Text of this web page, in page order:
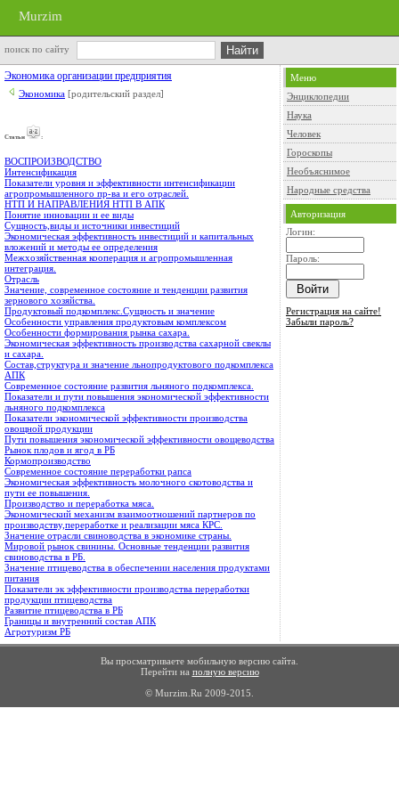
Murzim
поиск по сайту
Экономика организации предприятия
Экономика [родительский раздел]
Cтатьи :
ВОСПРОИЗВОДСТВО
Интенсификация
Показатели уровня и эффективности интенсификации
агропромышленного пр-ва и его отраслей.
НТП И НАПРАВЛЕНИЯ НТП В АПК
Понятие инновации и ее виды
Сущность,виды и источники инвестиций
Экономическая эффективность инвестиций и капитальных
вложений и методы ее определения
Межхозяйственная кооперация и агропромышленная
интеграция.
Отрасль
Значение, современное состояние и тенденции развития
зернового хозяйства.
Продуктовый подкомплекс.Сущность и значение
Особенности управления продуктовым комплексом
Особенности формирования рынка сахара.
Экономическая эффективность производства сахарной свеклы
и сахара.
Состав,структура и значение льнопродуктового подкомплекса
АПК
Современное состояние развития льняного подкомплекса.
Показатели и пути повышения экономической эффективности
льняного подкомплекса
Показатели экономической эффективности производства
овощной продукции
Пути повышения экономической эффективности овощеводства
Рынок плодов и ягод в РБ
Кормопроизводство
Современное состояние переработки рапса
Экономическая эффективность молочного скотоводства и
пути ее повышения.
Производство и переработка мяса.
Экономический механизм взаимоотношений партнеров по
производству,переработке и реализации мяса КРС.
Значение отрасли свиноводства в экономике страны.
Мировой рынок свинины. Основные тенденции развития
свиноводства в РБ.
Значение птицеводства в обеспечении населения продуктами
питания
Показатели эк эффективности производства переработки
продукции птицеводства
Развитие птицеводства в РБ
Границы и внутренний состав АПК
Агротуризм РБ
Меню
Энциклопедии
Наука
Человек
Гороскопы
Необъяснимое
Народные средства
Авторизация
Логин:
Пароль:
Регистрация на сайте!
Забыли пароль?
Вы просматриваете мобильную версию сайта.
Перейти на полную версию
© Murzim.Ru 2009-2015.